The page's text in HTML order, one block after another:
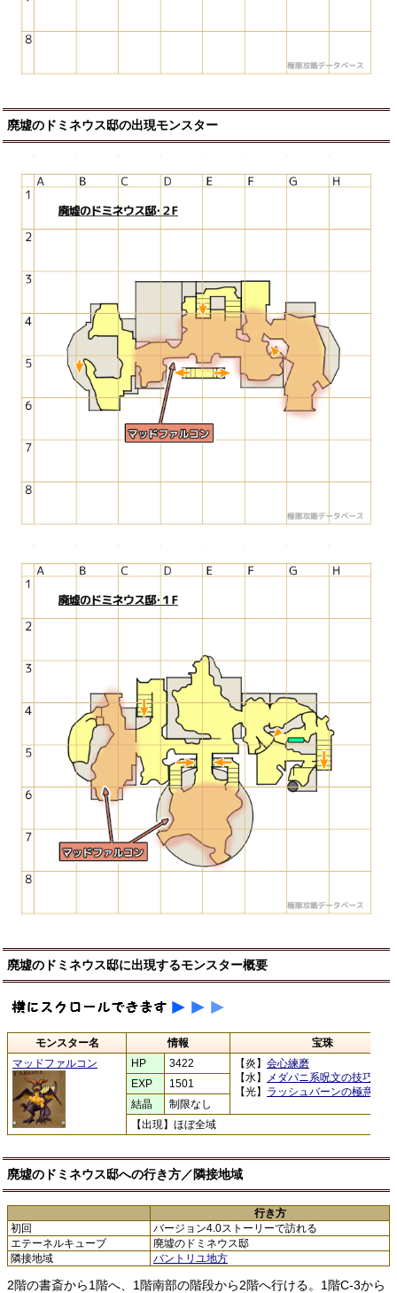
廃墟のドミネウス邸の出現モンスター
廃墟のドミネウス邸に出現するモンスター概要
モンスター名 情報
宝珠
マッドファルコン
HP 3422 【炎】 会心練磨
【水】
メダパニ系呪文の技巧
【光】 ラッシュバーンの極意
EXP
1501
結晶
制限なし
【出現】ほぼ全域
廃墟のドミネウス邸への行き方／隣接地域
行き方
初回
バージョン4.0ストーリーで訪れる
エテーネルキューブ
廃墟のドミネウス邸
隣接地域
バントリユ地方
2階の書斎から1階へ、1階南部の階段から2階へ行ける。1階C-3から